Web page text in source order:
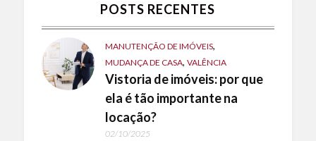
POSTS RECENTES
MANUTENÇÃO DE IMÓVEIS,
MUDANÇA DE CASA, VALÊNCIA
Vistoria de imóveis: por que
ela é tão importante na
locação?
02/10/2025